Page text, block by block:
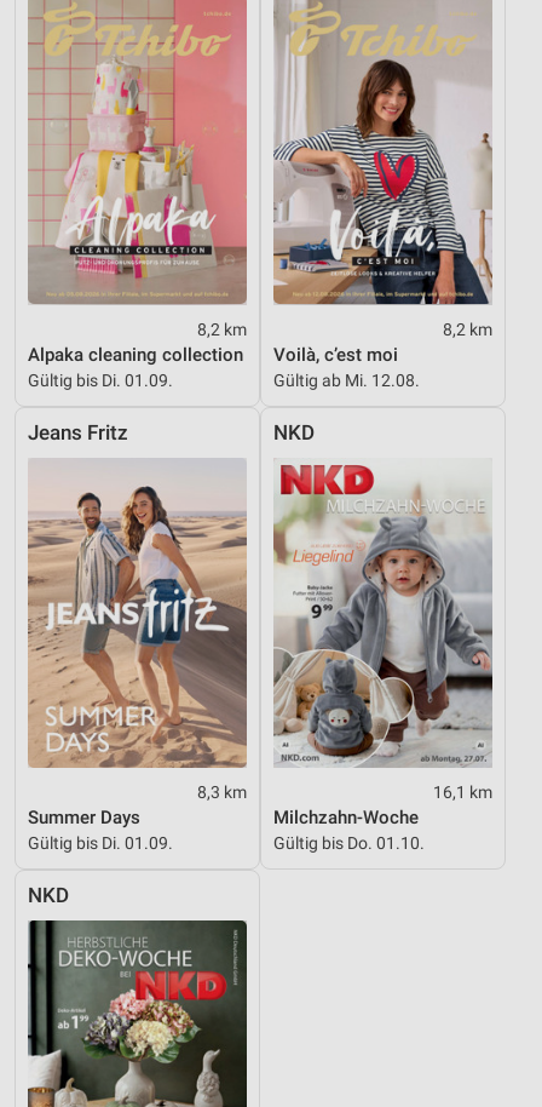
8,2 km
Alpaka cleaning collection
Gültig bis Di. 01.09.
8,2 km
Voilà, c’est moi
Gültig ab Mi. 12.08.
Jeans Fritz
8,3 km
Summer Days
Gültig bis Di. 01.09.
NKD
16,1 km
Milchzahn-Woche
Gültig bis Do. 01.10.
NKD